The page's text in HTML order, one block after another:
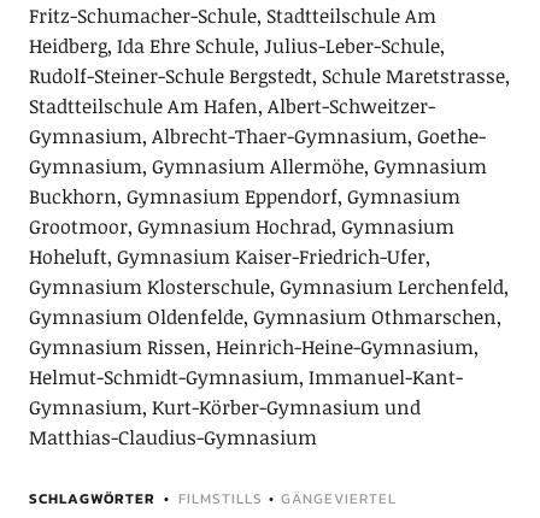
Fritz-Schumacher-Schule, Stadtteilschule Am
Heidberg, Ida Ehre Schule, Julius-Leber-Schule,
Rudolf-Steiner-Schule Bergstedt, Schule Maretstrasse,
Stadtteilschule Am Hafen, Albert-Schweitzer-
Gymnasium, Albrecht-Thaer-Gymnasium, Goethe-
Gymnasium, Gymnasium Allermöhe, Gymnasium
Buckhorn, Gymnasium Eppendorf, Gymnasium
Grootmoor, Gymnasium Hochrad, Gymnasium
Hoheluft, Gymnasium Kaiser-Friedrich-Ufer,
Gymnasium Klosterschule, Gymnasium Lerchenfeld,
Gymnasium Oldenfelde, Gymnasium Othmarschen,
Gymnasium Rissen, Heinrich-Heine-Gymnasium,
Helmut-Schmidt-Gymnasium, Immanuel-Kant-
Gymnasium, Kurt-Körber-Gymnasium und
Matthias-Claudius-Gymnasium
SCHLAGWÖRTER FILMSTILLS • GÄNGEVIERTEL